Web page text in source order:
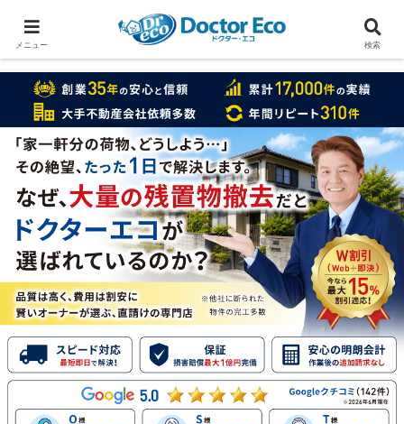
家をまるごと片付けたいなら
実績数１万7000件のドクターエコ
メニュー 検索